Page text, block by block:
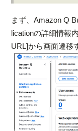
まず、Amazon Q
licationの詳細情報
URL]から画面遷移